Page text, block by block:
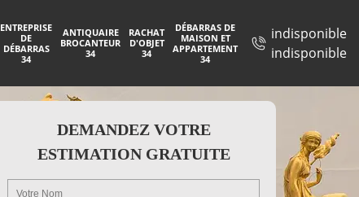
ENTREPRISE
DE
DÉBARRAS
34
ANTIQUAIRE
BROCANTEUR
34
RACHAT
D'OBJET
34
DÉBARRAS DE
MAISON ET
APPARTEMENT
34
indisponible
indisponible
DEMANDEZ VOTRE
ESTIMATION GRATUITE